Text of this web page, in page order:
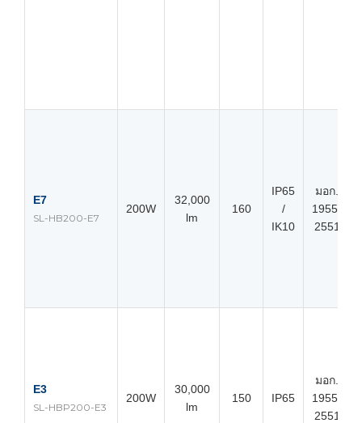
E7
SL-HB200-E7
200W
32,000
lm
160
IP65
/
IK10
มอก.
1955-
2551
E3
SL-HBP200-E3
200W
30,000
lm
150 IP65
มอก.
1955-
2551